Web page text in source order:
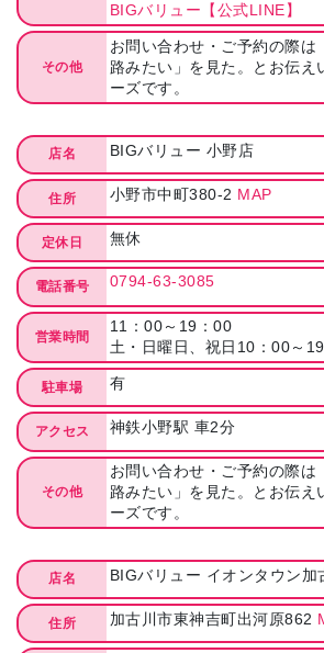
BIGバリュー【公式LINE】
その他
お問い合わせ・ご予約の際は
路みたい」を見た。とお伝え
ーズです。
店名 BIGバリュー 小野店
住所 小野市中町380-2 MAP
定休日 無休
電話番号 0794-63-3085
営業時間
11：00～19：00
土・日曜日、祝日10：00～
駐車場 有
アクセス 神鉄小野駅 車2分
その他
お問い合わせ・ご予約の際は
路みたい」を見た。とお伝え
ーズです。
店名 BIGバリュー イオンタウン加
住所 加古川市東神吉町出河原862